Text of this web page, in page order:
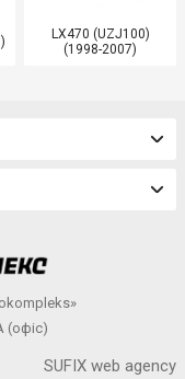
LX470 (UZJ100)
(1998-2007)
(офіс)
SUFIX web agency